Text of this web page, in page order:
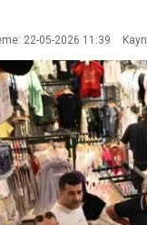
22-05-2026 11:39